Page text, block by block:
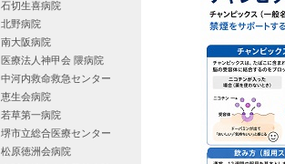
石切生喜病院
北野病院
南大阪病院
医療法人神甲会 隈病院
中河内救命救急センター
恵生会病院
若草第一病院
堺市立総合医療センター
松原徳洲会病院